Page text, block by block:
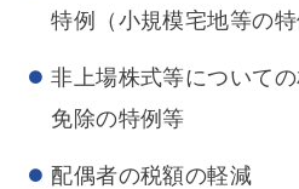
特例（小規模宅地等の特
非上場株式等について
免除の特例等
配偶者の税額の軽減